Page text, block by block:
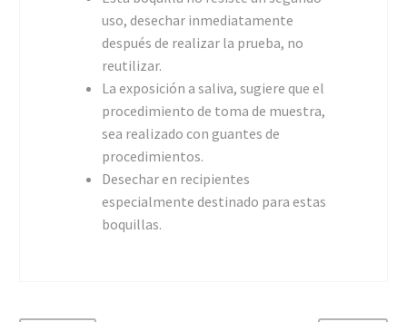
uso, desechar inmediatamente
después de realizar la prueba, no
reutilizar.
La exposición a saliva, sugiere que el
procedimiento de toma de muestra,
sea realizado con guantes de
procedimientos.
Desechar en recipientes
especialmente destinado para estas
boquillas.